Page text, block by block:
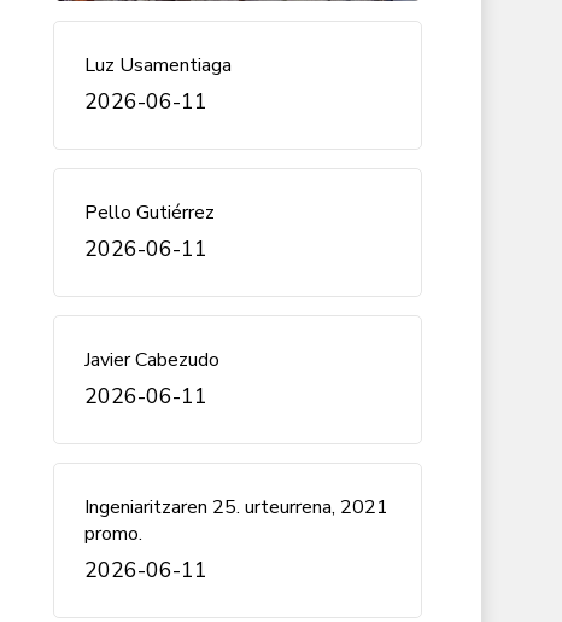
Luz Usamentiaga
2026-06-11
Pello Gutiérrez
2026-06-11
Javier Cabezudo
2026-06-11
Ingeniaritzaren 25. urteurrena, 2021
promo.
2026-06-11